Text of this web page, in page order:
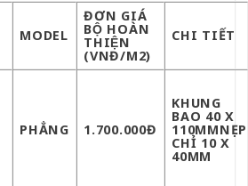
MODEL
ĐƠN GIÁ
BỘ HOÀN
THIỆN
(VNĐ/M2)
CHI TIẾT
PHẲNG 1.700.000Đ
KHUNG
BAO 40 X
110MMNẸP
CHỈ 10 X
40MM